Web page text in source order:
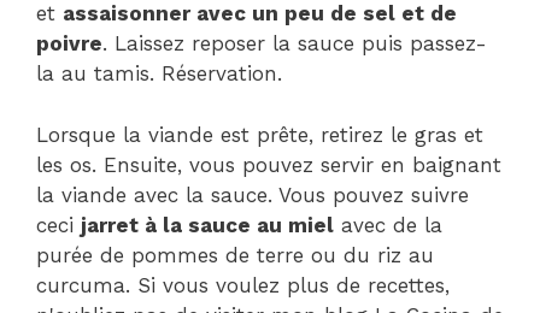
et assaisonner avec un peu de sel et de
poivre. Laissez reposer la sauce puis passez-
la au tamis. Réservation.
Lorsque la viande est prête, retirez le gras et
les os. Ensuite, vous pouvez servir en baignant
la viande avec la sauce. Vous pouvez suivre
ceci jarret à la sauce au miel avec de la
purée de pommes de terre ou du riz au
curcuma. Si vous voulez plus de recettes,